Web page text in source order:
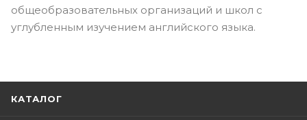
общеобразовательных организаций и школ с
углубленным изучением английского языка.
КАТАЛОГ